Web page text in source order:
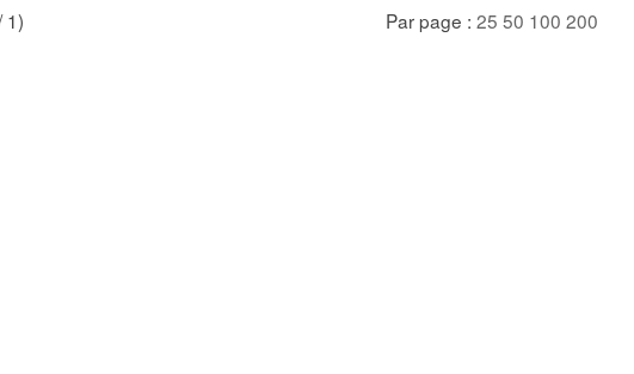
1) Par page : 25 50 100 200